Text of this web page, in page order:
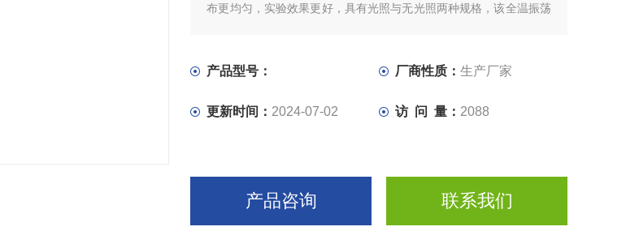
布更均匀，实验效果更好，具有光照与无光照两种规格，该全温振荡
产品型号： 厂商性质：生产厂家
更新时间： 2024-07-02 访 问 量： 2088
产品咨询 联系我们